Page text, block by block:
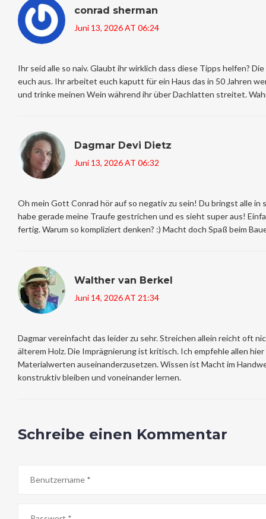
conrad sherman
Juni 13, 2026 AT 06:24
Ihr seid alle so naiv. Glaubt ihr wirklich dass diese Tipps helfen?
euch aus. Ihr arbeitet euch kaputt für ein Haus das in 50 Jahren
und trinke meinen Wein während ihr über Dachlatten streitet.
Dagmar Devi Dietz
Juni 13, 2026 AT 06:32
Oh mein Gott Conrad hör auf so negativ zu sein! Du bringst alle in
habe gerade meine Traufe gestrichen und es sieht super aus!
fertig. Warum so kompliziert denken? :) Macht doch Spaß beim
Walther van Berkel
Juni 14, 2026 AT 21:34
Dagmar vereinfacht das leider zu sehr. Streichen allein reicht oft
älterem Holz. Die Imprägnierung ist kritisch. Ich empfehle allen
Materialwerten auseinanderzusetzen. Wissen ist Macht im
konstruktiv bleiben und voneinander lernen.
Schreibe einen Kommentar